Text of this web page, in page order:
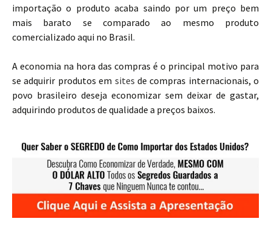
importação o produto acaba saindo por um preço bem
mais barato se comparado ao mesmo produto
comercializado aqui no Brasil.
A economia na hora das compras é o principal motivo para
se adquirir produtos em sites de compras internacionais, o
povo brasileiro deseja economizar sem deixar de gastar,
adquirindo produtos de qualidade a preços baixos.